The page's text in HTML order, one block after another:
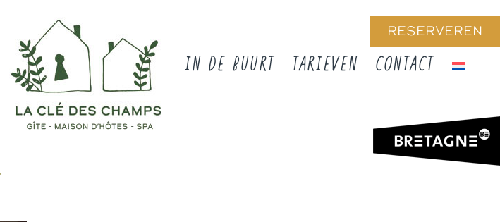
RESERVEREN
IN DE BUURT TARIEVEN CONTACT